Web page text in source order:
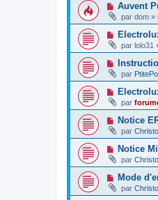
Auvent
par dom »
par lolo31
par
par
Notice
par
Notice
par
Mode
par